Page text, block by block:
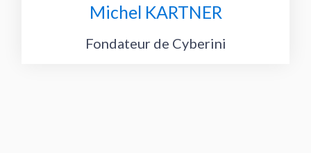
Michel KARTNER
Fondateur de Cyberini